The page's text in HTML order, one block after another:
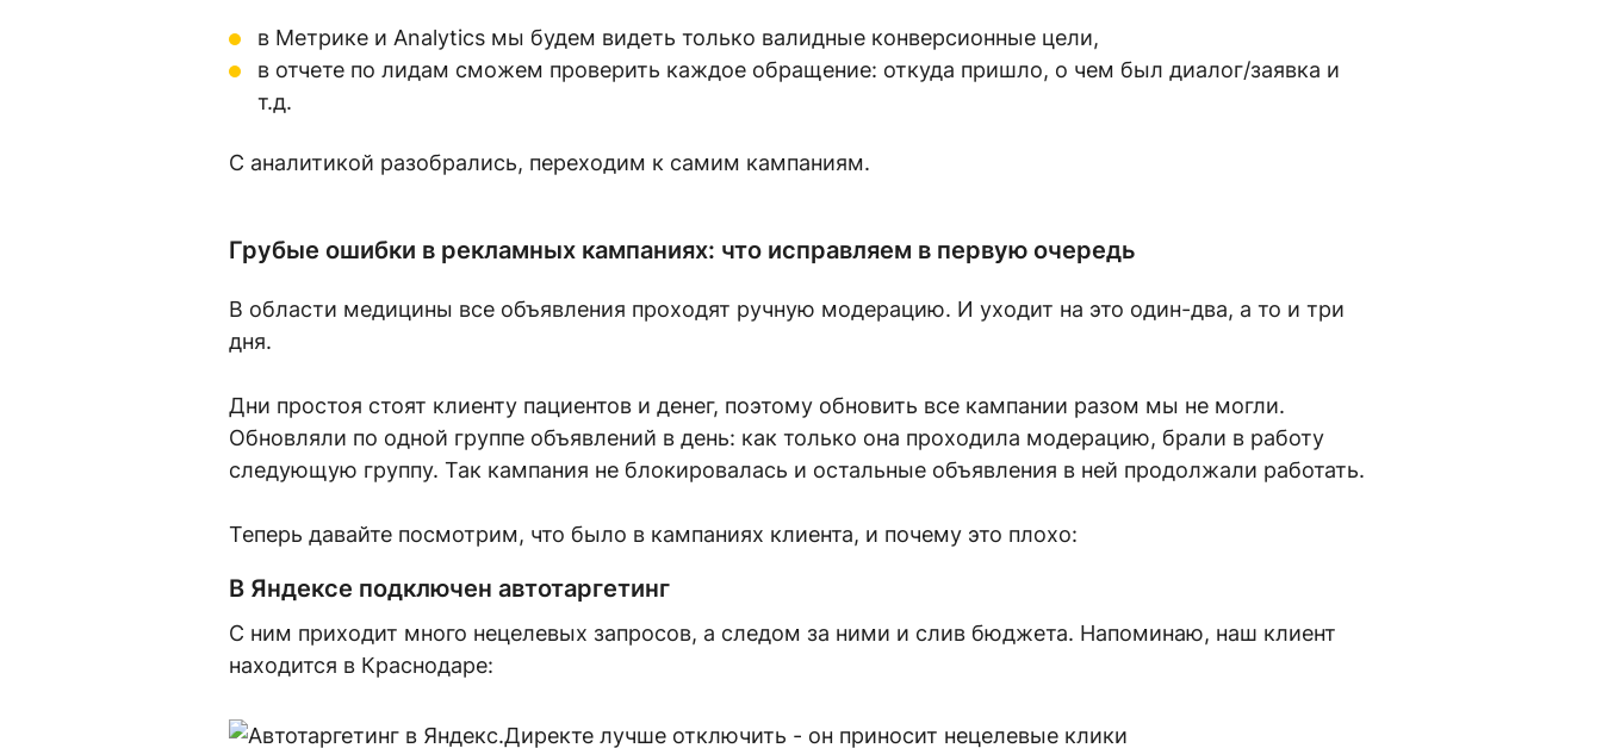
в Метрике и Analytics мы будем видеть только валидные конверсионные цели,
в отчете по лидам сможем проверить каждое обращение: откуда пришло, о чем был диалог/заявка и
т.д.
С аналитикой разобрались, переходим к самим кампаниям.
Грубые ошибки в рекламных кампаниях: что исправляем в первую очередь
В области медицины все объявления проходят ручную модерацию. И уходит на это один-два, а то и три
дня.
Дни простоя стоят клиенту пациентов и денег, поэтому обновить все кампании разом мы не могли.
Обновляли по одной группе объявлений в день: как только она проходила модерацию, брали в работу
следующую группу. Так кампания не блокировалась и остальные объявления в ней продолжали работать.
Теперь давайте посмотрим, что было в кампаниях клиента, и почему это плохо:
В Яндексе подключен автотаргетинг
С ним приходит много нецелевых запросов, а следом за ними и слив бюджета. Напоминаю, наш клиент
находится в Краснодаре: